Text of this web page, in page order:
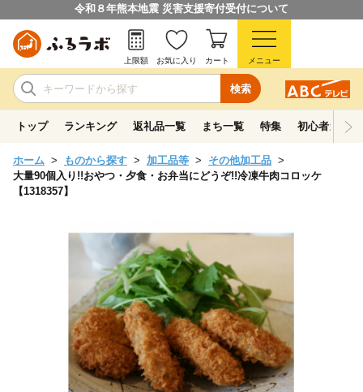
令和８年熊本地震 災害支援寄付受付について
検索
上限額 お気に入り カート メニュー
トップ ランキング 返礼品一覧 まち一覧 特集 初心者ガイド
ホーム ものから探す 加工品等
その他加工品
大量90個入り!!おやつ・夕食・お弁当にどうぞ!!冷凍牛肉コロッケ
【1318357】